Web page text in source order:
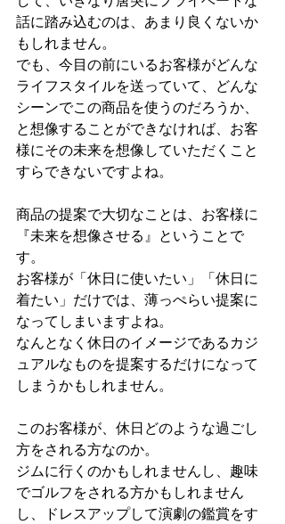
話に踏み込むのは、あまり良くないか
もしれません。
でも、今目の前にいるお客様がどんな
ライフスタイルを送っていて、どんな
シーンでこの商品を使うのだろうか、
と想像することができなければ、お客
様にその未来を想像していただくこと
すらできないですよね。
商品の提案で大切なことは、お客様に
『未来を想像させる』ということで
す。
お客様が「休日に使いたい」「休日に
着たい」だけでは、薄っぺらい提案に
なってしまいますよね。
なんとなく休日のイメージであるカジ
ュアルなものを提案するだけになって
しまうかもしれません。
このお客様が、休日どのような過ごし
方をされる方なのか。
ジムに行くのかもしれませんし、趣味
でゴルフをされる方かもしれません
し、ドレスアップして演劇の鑑賞をす